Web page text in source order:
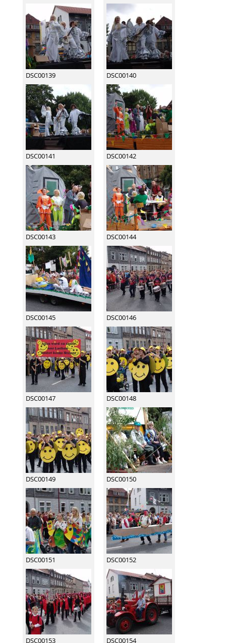
DSC00139 DSC00140
DSC00141 DSC00142
DSC00143 DSC00144
DSC00145 DSC00146
DSC00147 DSC00148
DSC00149 DSC00150
DSC00151 DSC00152
DSC00153 DSC00154